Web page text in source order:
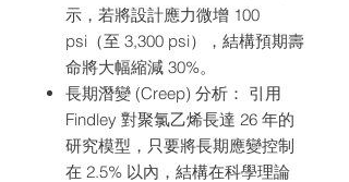
示，若將設計應力微增 100
psi（至 3,300 psi），結構預期壽
命將大幅縮減 30%。
長期潛變 (Creep) 分析： 引用
Findley 對聚氯乙烯長達 26 年的
研究模型，只要將長期應變控制
在 2.5% 以內，結構在科學理論